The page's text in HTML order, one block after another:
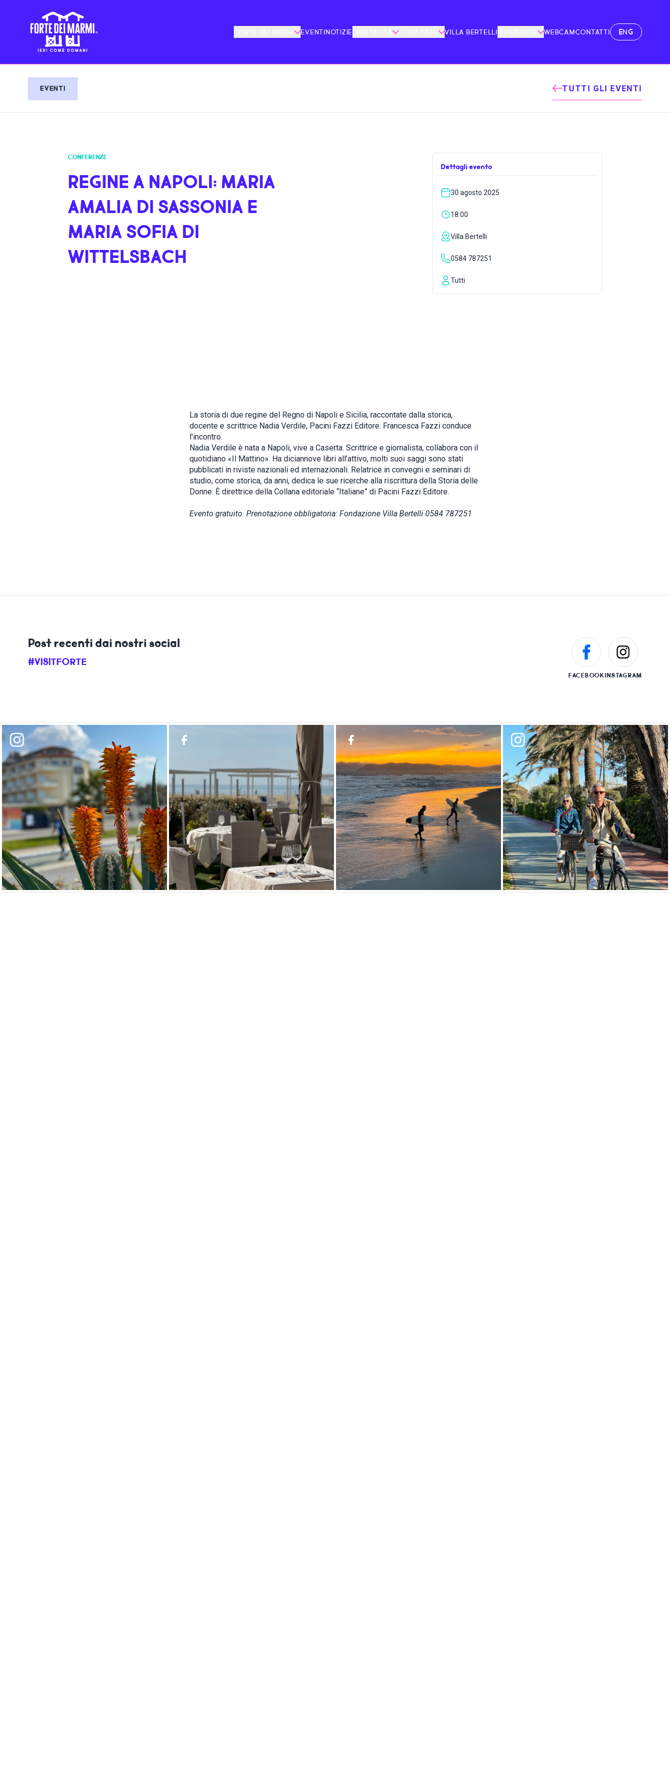
ENG
FORTE DEI MARMI EVENTI NOTIZIE COSA FARE VILLA BERTELLI ISPIRAZIONI WEBCAMCONTATTI
EVENTI TUTTI GLI EVENTI
CONFERENZE
REGINE A NAPOLI: MARIA
AMALIA DI SASSONIA E
MARIA SOFIA DI
WITTELSBACH
Dettagli evento
30 agosto 2025
18:00
Villa Bertelli
0584 787251
Tutti
La storia di due regine del Regno di Napoli e Sicilia, raccontate dalla storica,
docente e scrittrice Nadia Verdile, Pacini Fazzi Editore. Francesca Fazzi conduce
l'incontro.
Nadia Verdile è nata a Napoli, vive a Caserta. Scrittrice e giornalista, collabora con il
quotidiano «Il Mattino». Ha diciannove libri all’attivo, molti suoi saggi sono stati
pubblicati in riviste nazionali ed internazionali. Relatrice in convegni e seminari di
studio, come storica, da anni, dedica le sue ricerche alla riscrittura della Storia delle
Donne. È direttrice della Collana editoriale “Italiane” di Pacini Fazzi Editore.
Evento gratuito. Prenotazione obbligatoria: Fondazione Villa Bertelli 0584 787251
Post recenti dai nostri social
#VISITFORTE
FACEBOOKINSTAGRAM